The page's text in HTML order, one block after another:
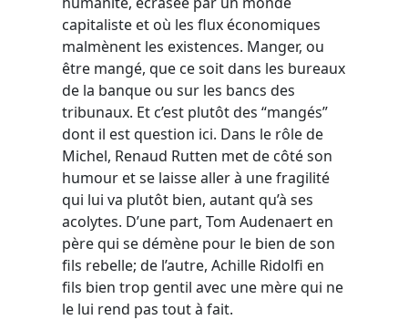
capitaliste et où les flux économiques
malmènent les existences. Manger, ou
être mangé, que ce soit dans les bureaux
de la banque ou sur les bancs des
tribunaux. Et c’est plutôt des “mangés”
dont il est question ici. Dans le rôle de
Michel, Renaud Rutten met de côté son
humour et se laisse aller à une fragilité
qui lui va plutôt bien, autant qu’à ses
acolytes. D’une part, Tom Audenaert en
père qui se démène pour le bien de son
fils rebelle; de l’autre, Achille Ridolfi en
fils bien trop gentil avec une mère qui ne
le lui rend pas tout à fait.